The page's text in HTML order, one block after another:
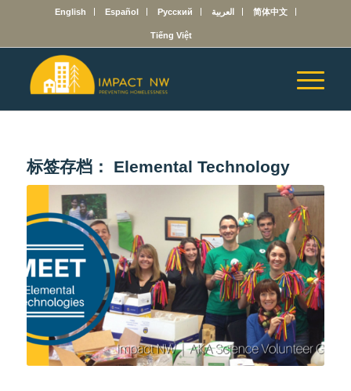
English Español Русский العربية 简体中文
Tiếng Việt
标签存档： Elemental Technology